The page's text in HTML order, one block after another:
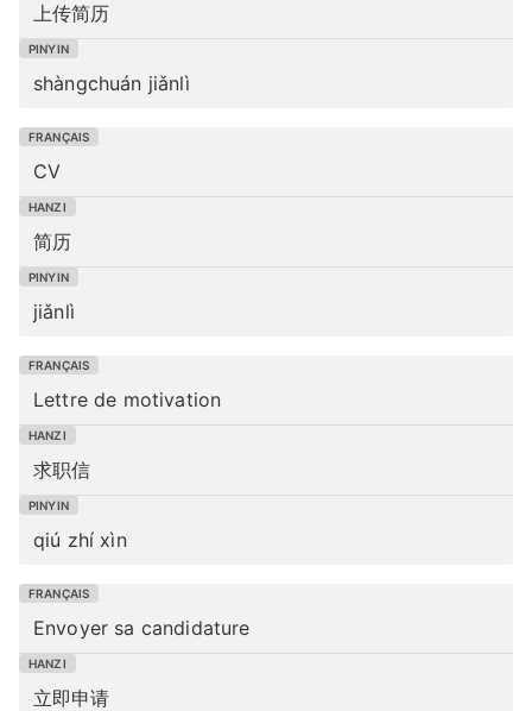
上传简历
shàngchuán jiǎnlì
CV
简历
jiǎnlì
Lettre de motivation
求职信
qiú zhí xìn
Envoyer sa candidature
立即申请